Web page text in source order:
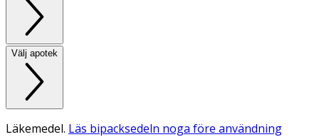
Välj apotek
Läkemedel. Läs bipacksedeln noga före användning